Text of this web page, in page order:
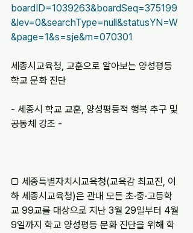
boardID=1039263&boardSeq=375199
&lev=0&searchType=null&statusYN=W
&page=1&s=sje&m=070301
세종시교육청, 교훈으로 알아보는 양성평등
학교 문화 진단
- 세종시 학교 교훈, 양성평등적 행복 추구 및
공동체 강조 -
□ 세종특별자치시교육청(교육감 최교진, 이
하 세종시교육청)은 관내 모든 초·중·고등학
교 99교를 대상으로 지난 3월 29일부터 4월
9일까지 학교 양성평등 문화 진단을 위해 학